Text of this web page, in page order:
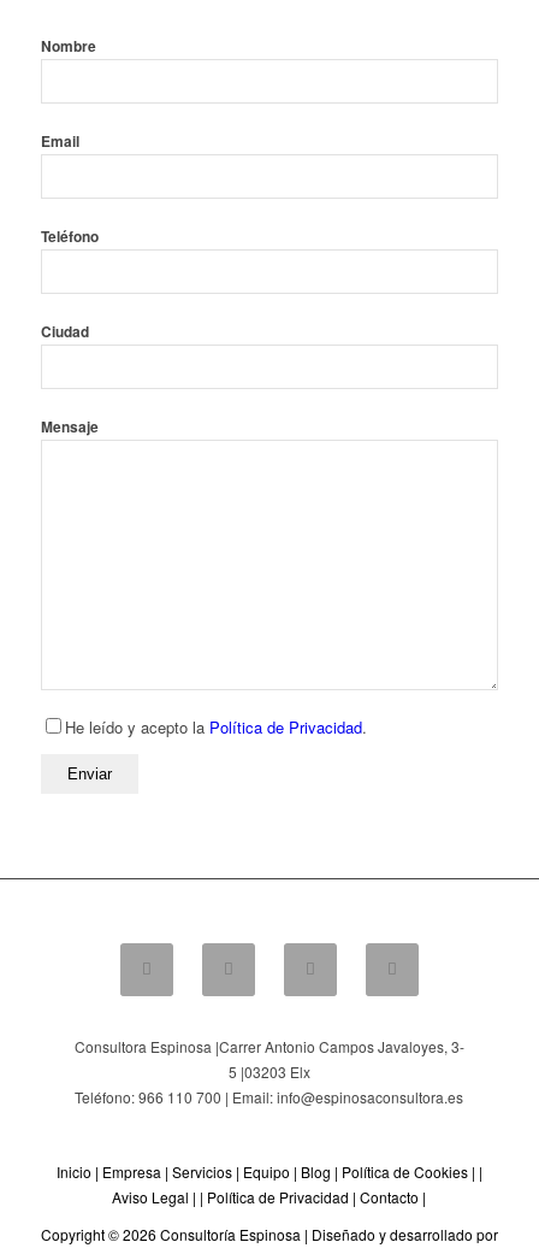
Nombre
Email
Teléfono
Ciudad
Mensaje
He leído y acepto la Política de Privacidad.
Consultora Espinosa |Carrer Antonio Campos Javaloyes, 3-
5 |03203 Elx
Teléfono: 966 110 700 | Email: info@espinosaconsultora.es
Inicio | Empresa | Servicios| Equipo | Blog | Política de Cookies| |
Aviso Legal | | Política de Privacidad |Contacto |
Copyright © 2026 Consultoría Espinosa | Diseñado y desarrollado por